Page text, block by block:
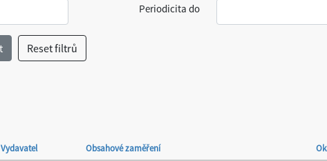
Periodicita do
Vydavatel Obsahové zaměření